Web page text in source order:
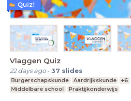
Vlaggen Quiz
22 days ago-37 slides
Burgerschapskunde Aardrijkskunde +6
Middelbare school
Praktijkonderwijs
Quiz!